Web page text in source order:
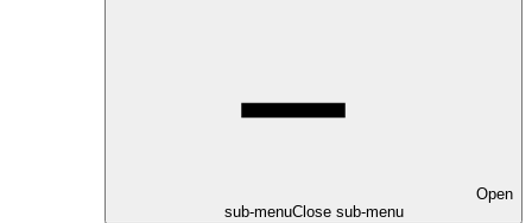
Open
sub-menuClose sub-menu